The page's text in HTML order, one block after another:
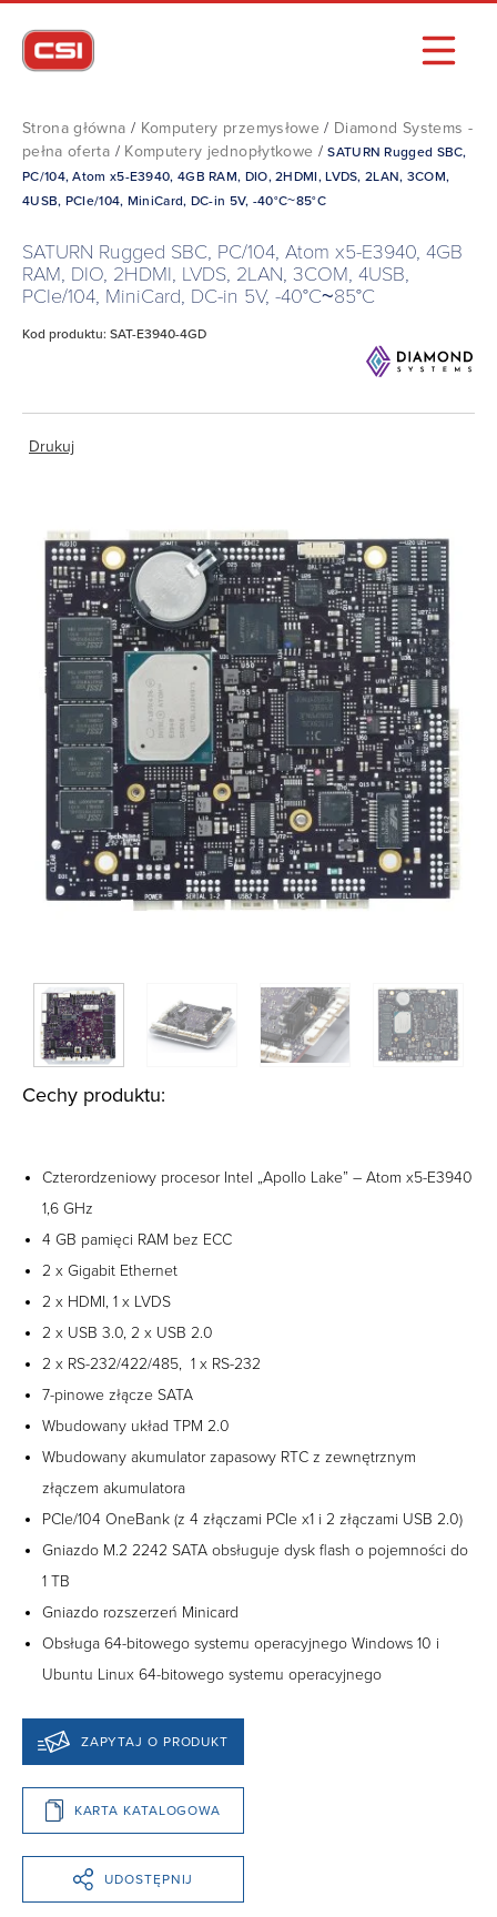
Strona główna / Komputery przemysłowe / Diamond Systems -
pełna oferta / Komputery jednopłytkowe /SATURN Rugged SBC,
PC/104, Atom x5-E3940, 4GB RAM, DIO, 2HDMI, LVDS, 2LAN, 3COM,
4USB, PCIe/104, MiniCard, DC-in 5V, -40°C~85°C
SATURN Rugged SBC, PC/104, Atom x5-E3940, 4GB
RAM, DIO, 2HDMI, LVDS, 2LAN, 3COM, 4USB,
PCIe/104, MiniCard, DC-in 5V, -40°C~85°C
Kod produktu: SAT-E3940-4GD
Drukuj
Cechy produktu:
Czterordzeniowy procesor Intel „Apollo Lake” – Atom x5-E3940
1,6 GHz
4 GB pamięci RAM bez ECC
2 x Gigabit Ethernet
2 x HDMI, 1 x LVDS
2 x USB 3.0, 2 x USB 2.0
2 x RS-232/422/485, 1 x RS-232
7-pinowe złącze SATA
Wbudowany układ TPM 2.0
Wbudowany akumulator zapasowy RTC z zewnętrznym
złączem akumulatora
PCIe/104 OneBank (z 4 złączami PCIe x1 i 2 złączami USB 2.0)
Gniazdo M.2 2242 SATA obsługuje dysk flash o pojemności do
1 TB
Gniazdo rozszerzeń Minicard
Obsługa 64-bitowego systemu operacyjnego Windows 10 i
Ubuntu Linux 64-bitowego systemu operacyjnego
ZAPYTAJ O PRODUKT
KARTA KATALOGOWA
UDOSTĘPNIJ